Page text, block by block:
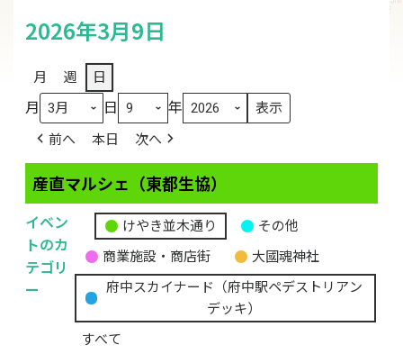
2026年3月9日
月 週 日
月 日 年
前へ 本日 次へ
産直マルシェ（東都生協）
イベン
トのカ
テゴリ
ー
無
題
の
カ
テ
ゴ
けやき並木通り
その他
商業施設・商店街
大國魂神社
府中スカイナード（府中駅ペデストリアン
デッキ）
すべて